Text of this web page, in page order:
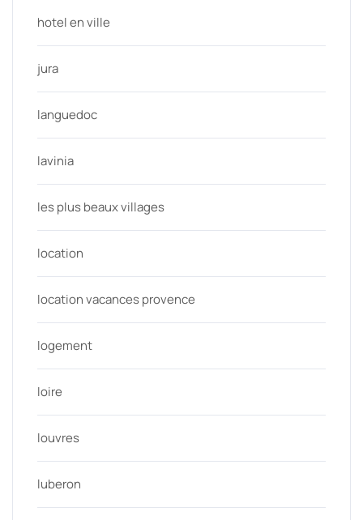
hotel en ville
jura
languedoc
lavinia
les plus beaux villages
location
location vacances provence
logement
loire
louvres
luberon